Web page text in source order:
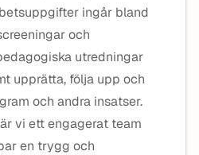
ingår bland
och
utredningar
upprätta, följa upp och
och andra insatser.
vi ett engagerat team
en trygg och